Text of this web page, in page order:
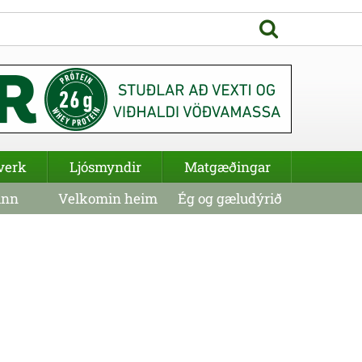
Ljósmyndir
Matgæðingar
Velkomin heim Ég og gæludýrið